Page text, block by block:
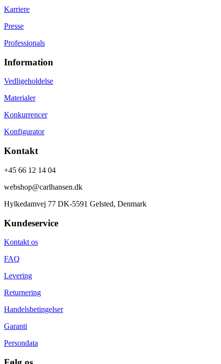
Karriere
Presse
Professionals
Information
Vedligeholdelse
Materialer
Konkurrencer
Konfigurator
Kontakt
+45 66 12 14 04
webshop@carlhansen.dk
Hylkedamvej 77 DK-5591 Gelsted, Denmark
Kundeservice
Kontakt os
FAQ
Levering
Returnering
Handelsbetingelser
Garanti
Persondata